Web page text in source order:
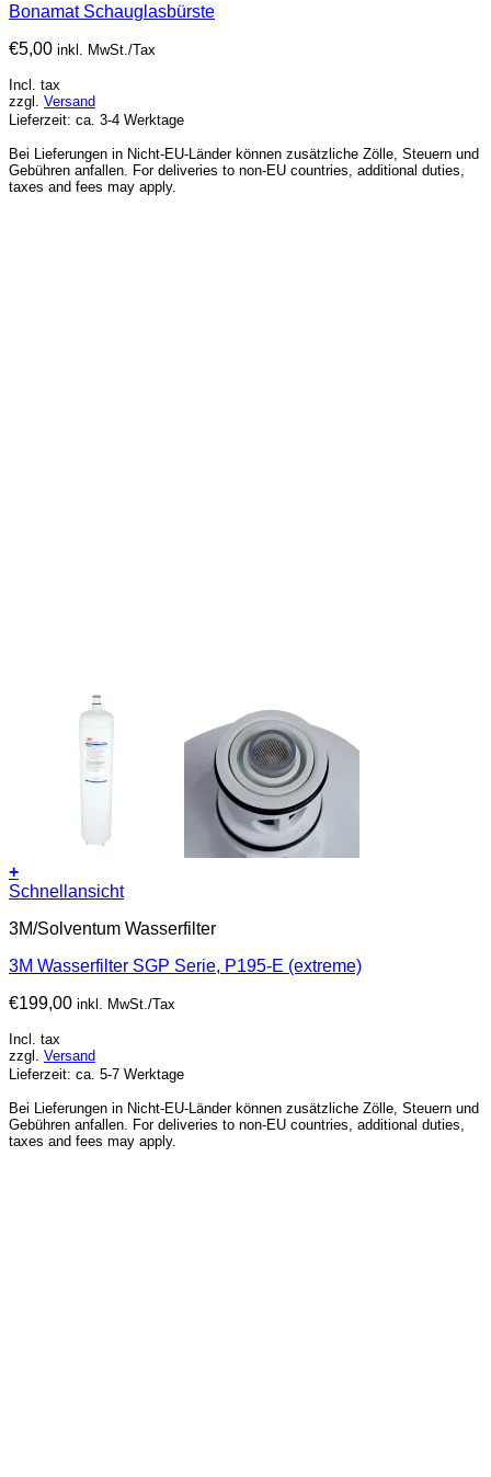
Bonamat Schauglasbürste
€5,00 inkl. MwSt./Tax
Incl. tax
zzgl. Versand
Lieferzeit: ca. 3-4 Werktage
Bei Lieferungen in Nicht-EU-Länder können zusätzliche Zölle, Steuern und
Gebühren anfallen. For deliveries to non-EU countries, additional duties,
taxes and fees may apply.
+
Schnellansicht
3M/Solventum Wasserfilter
3M Wasserfilter SGP Serie, P195-E (extreme)
€199,00 inkl. MwSt./Tax
Incl. tax
zzgl. Versand
Lieferzeit: ca. 5-7 Werktage
Bei Lieferungen in Nicht-EU-Länder können zusätzliche Zölle, Steuern und
Gebühren anfallen. For deliveries to non-EU countries, additional duties,
taxes and fees may apply.